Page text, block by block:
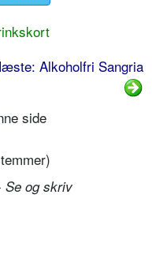
Alkoholfri Sangria
side
Se og skriv